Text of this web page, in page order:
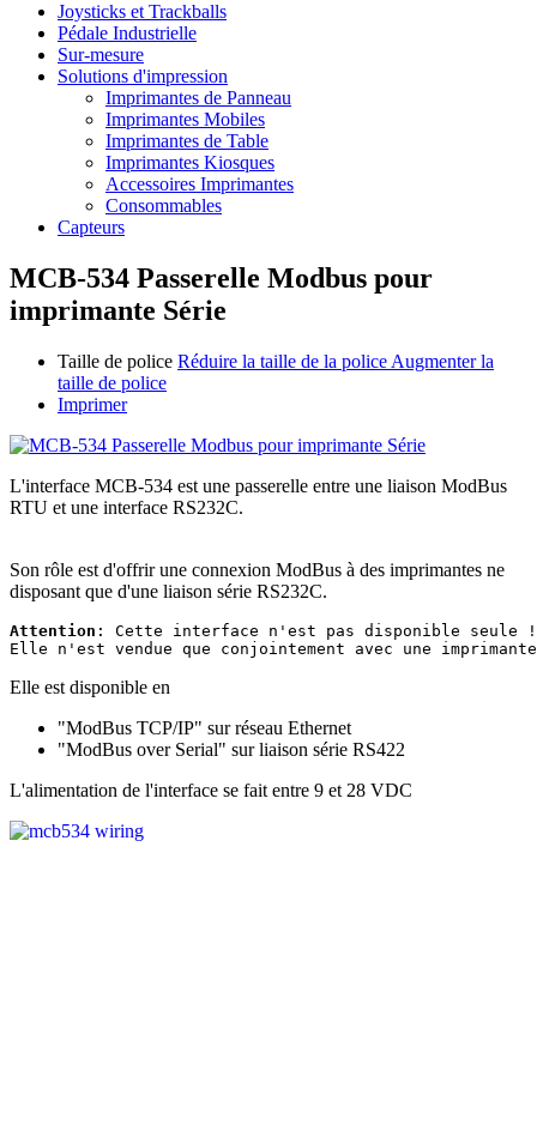
Joysticks et Trackballs
Pédale Industrielle
Sur-mesure
Solutions d'impression
Imprimantes de Panneau
Imprimantes Mobiles
Imprimantes de Table
Imprimantes Kiosques
Accessoires Imprimantes
Consommables
Capteurs
MCB-534 Passerelle Modbus pour
imprimante Série
Taille de police Réduire la taille de la police Augmenter la
taille de police
Imprimer
L'interface MCB-534 est une passerelle entre une liaison ModBus
RTU et une interface RS232C.
Son rôle est d'offrir une connexion ModBus à des imprimantes ne
disposant que d'une liaison série RS232C.
Attention : Cette interface n'est pas disponible seule
Elle n'est vendue que conjointement avec une
Elle est disponible en
"ModBus TCP/IP" sur réseau Ethernet
"ModBus over Serial" sur liaison série RS422
L'alimentation de l'interface se fait entre 9 et 28 VDC